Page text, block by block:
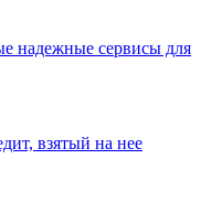
надежные сервисы для
взятый на нее